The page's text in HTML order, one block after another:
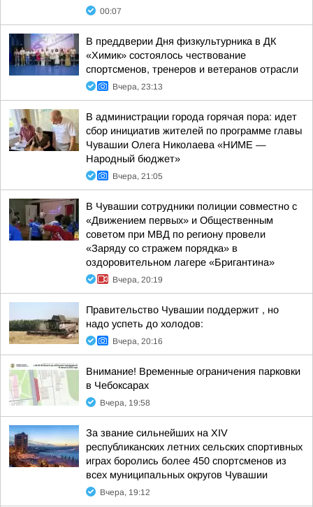
00:07
В преддверии Дня физкультурника в ДК
«Химик» состоялось чествование
спортсменов, тренеров и ветеранов отрасли
Вчера, 23:13
В администрации города горячая пора: идет
сбор инициатив жителей по программе главы
Чувашии Олега Николаева «НИМЕ —
Народный бюджет»
Вчера, 21:05
В Чувашии сотрудники полиции совместно с
«Движением первых» и Общественным
советом при МВД по региону провели
«Заряду со стражем порядка» в
оздоровительном лагере «Бригантина»
Вчера, 20:19
Правительство Чувашии поддержит , но
надо успеть до холодов:
Вчера, 20:16
Внимание! Временные ограничения парковки
в Чебоксарах
Вчера, 19:58
За звание сильнейших на XIV
республиканских летних сельских спортивных
играх боролись более 450 спортсменов из
всех муниципальных округов Чувашии
Вчера, 19:12